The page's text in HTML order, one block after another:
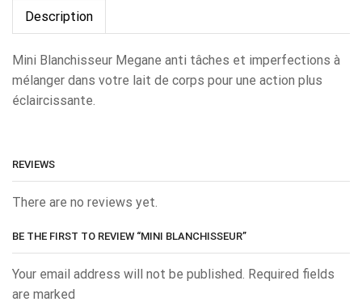
Description
Mini Blanchisseur Megane anti tâches et imperfections à
mélanger dans votre lait de corps pour une action plus
éclaircissante.
REVIEWS
There are no reviews yet.
BE THE FIRST TO REVIEW “MINI BLANCHISSEUR”
Your email address will not be published. Required fields
are marked